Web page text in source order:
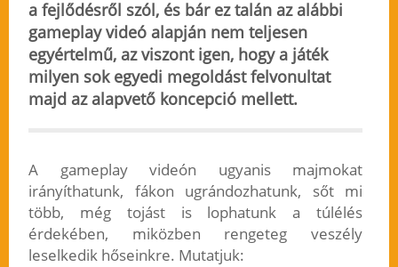
a fejlődésről szól, és bár ez talán az alábbi
gameplay videó alapján nem teljesen
egyértelmű, az viszont igen, hogy a játék
milyen sok egyedi megoldást felvonultat
majd az alapvető koncepció mellett.
A gameplay videón ugyanis majmokat
irányíthatunk, fákon ugrándozhatunk, sőt mi
több, még tojást is lophatunk a túlélés
érdekében, miközben rengeteg veszély
leselkedik hőseinkre. Mutatjuk: